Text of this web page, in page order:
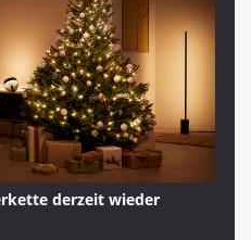
derzeit wieder